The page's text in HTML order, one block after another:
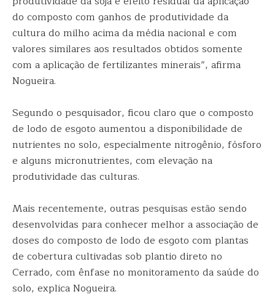
do composto com ganhos de produtividade da
cultura do milho acima da média nacional e com
valores similares aos resultados obtidos somente
com a aplicação de fertilizantes minerais”, afirma
Nogueira.
Segundo o pesquisador, ficou claro que o composto
de lodo de esgoto aumentou a disponibilidade de
nutrientes no solo, especialmente nitrogênio, fósforo
e alguns micronutrientes, com elevação na
produtividade das culturas.
Mais recentemente, outras pesquisas estão sendo
desenvolvidas para conhecer melhor a associação de
doses do composto de lodo de esgoto com plantas
de cobertura cultivadas sob plantio direto no
Cerrado, com ênfase no monitoramento da saúde do
solo, explica Nogueira.